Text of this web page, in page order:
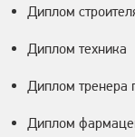
Диплом
Диплом техника
Диплом тренера
Диплом